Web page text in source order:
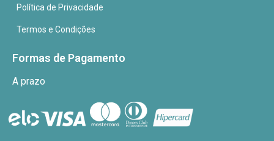
Política de Privacidade
Termos e Condições
Formas de Pagamento
A prazo